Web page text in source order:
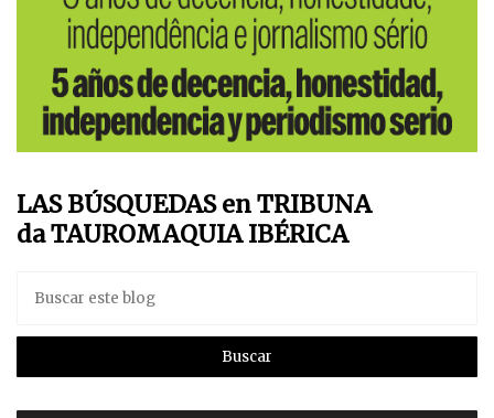
LAS BÚSQUEDAS en TRIBUNA
da TAUROMAQUIA IBÉRICA